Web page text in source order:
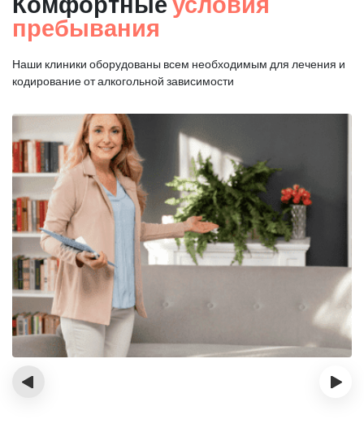
пребывания
Наши клиники оборудованы всем необходимым для лечения и
кодирование от алкогольной зависимости
‹ ›